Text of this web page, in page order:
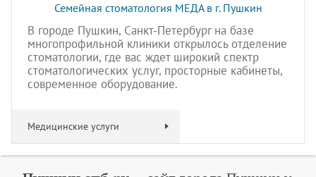
Семейная стоматология МЕДА в г. Пушкин
В городе Пушкин, Санкт-Петербург на базе
многопрофильной клиники открылось отделение
стоматологии, где вас ждет широкий спектр
стоматологических услуг, просторные кабинеты,
современное оборудование.
Медицинские услуги